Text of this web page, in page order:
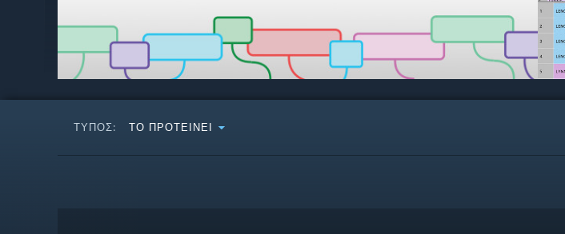
ΤΎΠΟΣ: ΤΟ ΠΡΟΤΕΊΝΕΙ